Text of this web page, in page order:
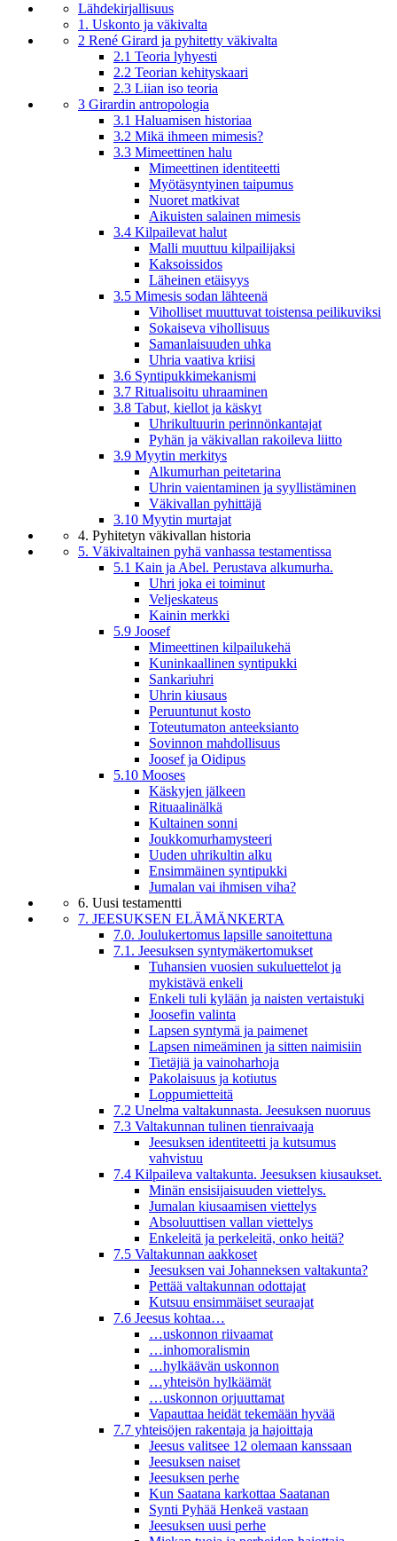
Lähdekirjallisuus
1. Uskonto ja väkivalta
2 René Girard ja pyhitetty väkivalta
2.1 Teoria lyhyesti
2.2 Teorian kehityskaari
2.3 Liian iso teoria
3 Girardin antropologia
3.1 Haluamisen historiaa
3.2 Mikä ihmeen mimesis?
3.3 Mimeettinen halu
Mimeettinen identiteetti
Myötäsyntyinen taipumus
Nuoret matkivat
Aikuisten salainen mimesis
3.4 Kilpailevat halut
Malli muuttuu kilpailijaksi
Kaksoissidos
Läheinen etäisyys
3.5 Mimesis sodan lähteenä
Viholliset muuttuvat toistensa peilikuviksi
Sokaiseva vihollisuus
Samanlaisuuden uhka
Uhria vaativa kriisi
3.6 Syntipukkimekanismi
3.7 Ritualisoitu uhraaminen
3.8 Tabut, kiellot ja käskyt
Uhrikultuurin perinnönkantajat
Pyhän ja väkivallan rakoileva liitto
3.9 Myytin merkitys
Alkumurhan peitetarina
Uhrin vaientaminen ja syyllistäminen
Väkivallan pyhittäjä
3.10 Myytin murtajat
4. Pyhitetyn väkivallan historia
5. Väkivaltainen pyhä vanhassa testamentissa
5.1 Kain ja Abel. Perustava alkumurha.
Uhri joka ei toiminut
Veljeskateus
Kainin merkki
5.9 Joosef
Mimeettinen kilpailukehä
Kuninkaallinen syntipukki
Sankariuhri
Uhrin kiusaus
Peruuntunut kosto
Toteutumaton anteeksianto
Sovinnon mahdollisuus
Joosef ja Oidipus
5.10 Mooses
Käskyjen jälkeen
Rituaalinälkä
Kultainen sonni
Joukkomurhamysteeri
Uuden uhrikultin alku
Ensimmäinen syntipukki
Jumalan vai ihmisen viha?
6. Uusi testamentti
7. JEESUKSEN ELÄMÄNKERTA
7.0. Joulukertomus lapsille sanoitettuna
7.1. Jeesuksen syntymäkertomukset
Tuhansien vuosien sukuluettelot ja
mykistävä enkeli
Enkeli tuli kylään ja naisten vertaistuki
Joosefin valinta
Lapsen syntymä ja paimenet
Lapsen nimeäminen ja sitten naimisiin
Tietäjiä ja vainoharhoja
Pakolaisuus ja kotiutus
Loppumietteitä
7.2 Unelma valtakunnasta. Jeesuksen nuoruus
7.3 Valtakunnan tulinen tienraivaaja
Jeesuksen identiteetti ja kutsumus
vahvistuu
7.4 Kilpaileva valtakunta. Jeesuksen kiusaukset.
Minän ensisijaisuuden viettelys.
Jumalan kiusaamisen viettelys
Absoluuttisen vallan viettelys
Enkeleitä ja perkeleitä, onko heitä?
7.5 Valtakunnan aakkoset
Jeesuksen vai Johanneksen valtakunta?
Pettää valtakunnan odottajat
Kutsuu ensimmäiset seuraajat
7.6 Jeesus kohtaa…
…uskonnon riivaamat
…inhomoralismin
…hylkäävän uskonnon
…yhteisön hylkäämät
…uskonnon orjuuttamat
Vapauttaa heidät tekemään hyvää
7.7 yhteisöjen rakentaja ja hajoittaja
Jeesus valitsee 12 olemaan kanssaan
Jeesuksen naiset
Jeesuksen perhe
Kun Saatana karkottaa Saatanan
Synti Pyhää Henkeä vastaan
Jeesuksen uusi perhe